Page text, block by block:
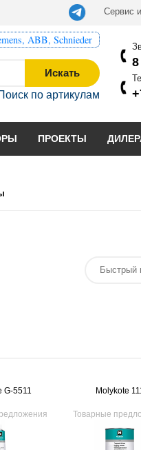
Сервис
ABB, Schnieder
Искать
по артикулам
ПРОЕКТЫ
G-5511 Molykote
Товарные